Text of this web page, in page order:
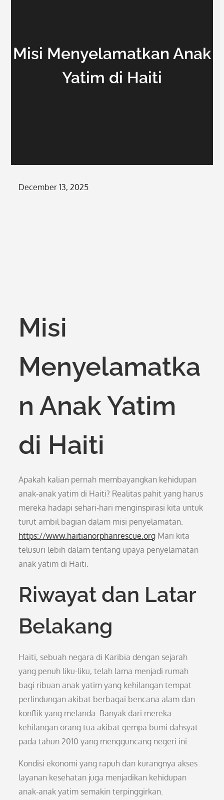
Misi Menyelamatkan Anak
Yatim di Haiti
Posted
December 13, 2025
Misi
Menyelamatka
n Anak Yatim
di Haiti
Apakah kalian pernah membayangkan kehidupan
anak-anak yatim di Haiti? Realitas pahit yang harus
mereka hadapi sehari-hari menginspirasi kita untuk
turut ambil bagian dalam misi penyelamatan.
https://www.haitianorphanrescue.org Mari kita
telusuri lebih dalam tentang upaya penyelamatan
anak yatim di Haiti.
Riwayat dan Latar
Belakang
Haiti, sebuah negara di Karibia dengan sejarah
yang penuh liku-liku, telah lama menjadi rumah
bagi ribuan anak yatim yang kehilangan tempat
perlindungan akibat berbagai bencana alam dan
konflik yang melanda. Banyak dari mereka
kehilangan orang tua akibat gempa bumi dahsyat
pada tahun 2010 yang mengguncang negeri ini.
Kondisi ekonomi yang rapuh dan kurangnya akses
layanan kesehatan juga menjadikan kehidupan
anak-anak yatim semakin terpinggirkan.